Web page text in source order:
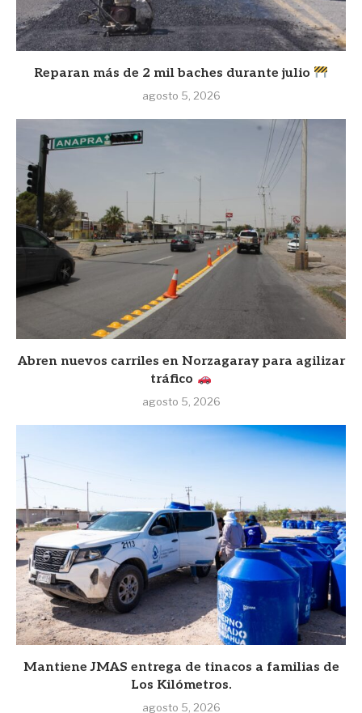
Reparan más de 2 mil baches durante julio
agosto 5, 2026
Abren nuevos carriles en Norzagaray para agilizar
tráfico
agosto 5, 2026
Mantiene JMAS entrega de tinacos a familias de
Los Kilómetros.
agosto 5, 2026